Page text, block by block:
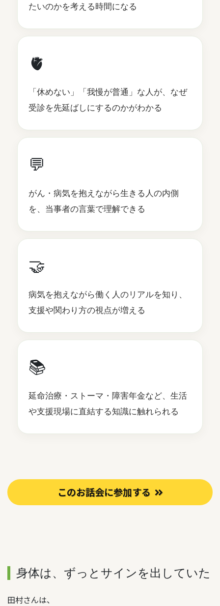
たいのかを考える時間になる
🫀
「休めない」「我慢が普通」な人が、なぜ
受診を先延ばしにするのかがわかる
💬
がん・病気を抱えながら生きる人の内側
を、当事者の言葉で理解できる
🤝
病気を抱えながら働く人のリアルを知り、
支援や関わり方の視点が増える
📚
延命治療・ストーマ・障害年金など、生活
や支援現場に直結する知識に触れられる
このお話会に参加する
身体は、ずっとサインを出していた
田村さんは、